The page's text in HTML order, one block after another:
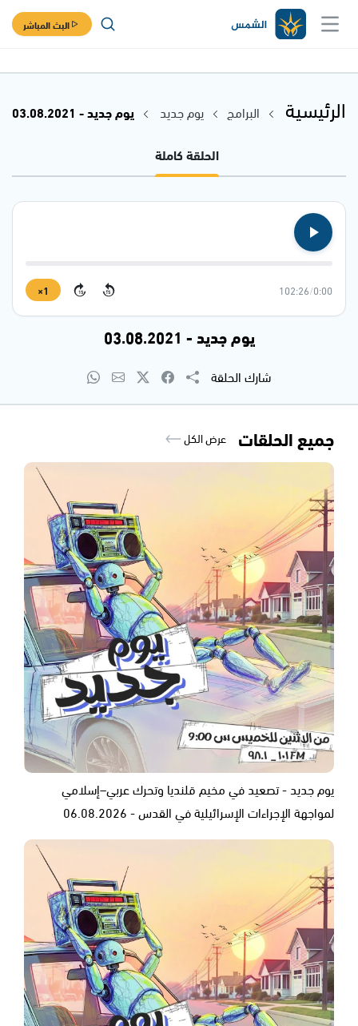
البث المباشر
الرئيسية البرامج يوم جديد
يوم جديد - 03.08.2021
الحلقة كاملة
0:00
/
102:26
15
15
1×
يوم جديد - 03.08.2021
شارك الحلقة
جميع الحلقات عرض الكل
يوم جديد - تصعيد في مخيم قلنديا وتحرك عربي–إسلامي
لمواجهة الإجراءات الإسرائيلية في القدس - 06.08.2026